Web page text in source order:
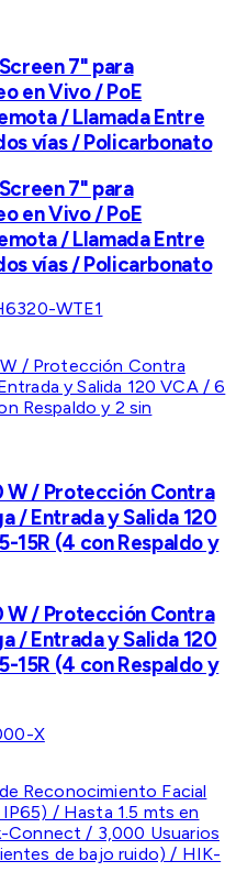
7" para
en Vivo / PoE
/ Llamada Entre
vías / Policarbonato
7" para
en Vivo / PoE
/ Llamada Entre
vías / Policarbonato
WTE1
W / Protección Contra
/ Entrada y Salida 120
15R (4 con Respaldo y
W / Protección Contra
/ Entrada y Salida 120
15R (4 con Respaldo y
X